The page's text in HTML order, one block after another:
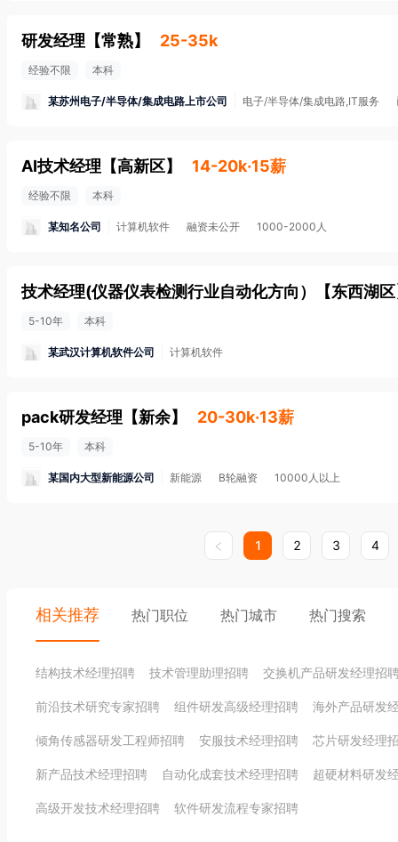
研发经理 【常熟】 25-35k
经验不限 本科
某苏州电子/半导体/集成电路上市公司 电子/半导体/集成电路,IT服务
AI技术经理 【高新区】 14-20k·15薪
经验不限 本科
某知名公司 计算机软件 融资未公开 1000-2000人
技术经理(仪器仪表检测行业自动化方向） 【东西湖区
5-10年 本科
某武汉计算机软件公司 计算机软件
pack研发经理 【新余】 20-30k·13薪
5-10年 本科
某国内大型新能源公司 新能源 B轮融资 10000人以上
1 2 3 4
相关推荐 热门职位 热门城市 热门搜索
结构技术经理招聘 技术管理助理招聘 交换机产品研发经理招
前沿技术研究专家招聘 组件研发高级经理招聘 海外产品研发
倾角传感器研发工程师招聘 安服技术经理招聘 芯片研发经理
新产品技术经理招聘 自动化成套技术经理招聘 超硬材料研发
高级开发技术经理招聘 软件研发流程专家招聘